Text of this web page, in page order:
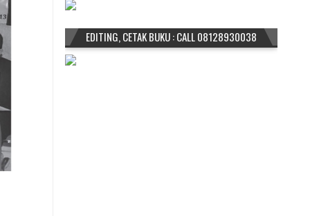
EDITING, CETAK BUKU : CALL 08128930038